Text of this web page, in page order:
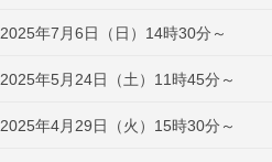
2025年7月6日（日）14時30分～
2025年5月24日（土）11時45分～
2025年4月29日（火）15時30分～